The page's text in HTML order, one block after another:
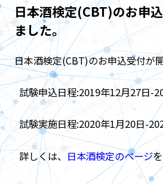
日本酒検定(CBT)のお申
ました。
日本酒検定(CBT)のお申込受付が
試験申込日程:2019年12月27日-
試験実施日程:2020年1月20日-
詳しくは、 日本酒検定のページ